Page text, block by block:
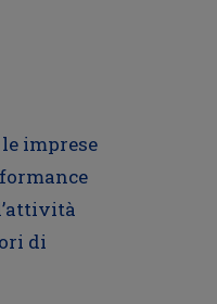
imprese
di